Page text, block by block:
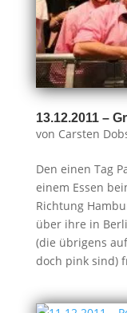
13.12.2011 –
von Carsten
Den einen Tag
einem Essen
Richtung
über ihre in
(die übrigens
doch pink sind)